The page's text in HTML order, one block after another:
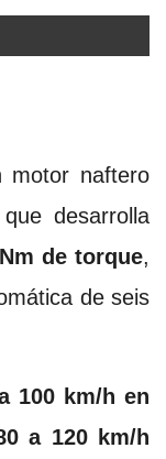
motor naftero
desarrolla
de torque,
de seis
100 km/h en
a 120 km/h